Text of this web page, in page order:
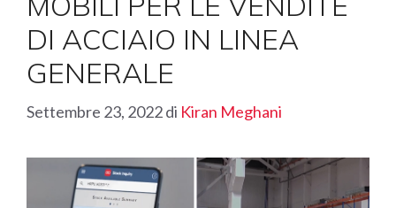
DI ACCIAIO IN LINEA
GENERALE
Settembre 23, 2022di Kiran Meghani